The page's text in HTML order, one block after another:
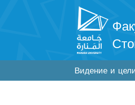
Видение и